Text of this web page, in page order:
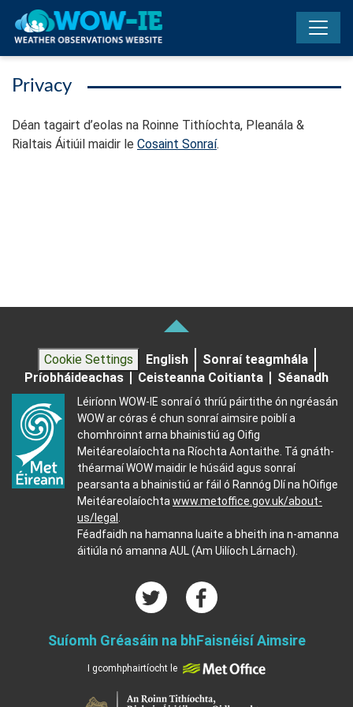
Skip to main content
Privacy
Déan tagairt d’eolas na Roinne Tithíochta, Pleanála &
Rialtais Áitiúil maidir le Cosaint Sonraí.
Cookie Settings English
Sonraí teagmhála
Príobháideachas
Ceisteanna Coitianta Séanadh
Léiríonn WOW-IE sonraí ó thríú páirtithe ón ngréasán
WOW ar córas é chun sonraí aimsire poiblí a
chomhroinnt arna bhainistiú ag Oifig
Meitéareolaíochta na Ríochta Aontaithe. Tá gnáth-
théarmaí WOW maidir le húsáid agus sonraí
pearsanta a bhainistiú ar fáil ó Rannóg Dlí na hOifige
Meitéareolaíochta www.metoffice.gov.uk/about-
us/legal
Féadfaidh na hamanna luaite a bheith ina n-amanna
áitiúla nó amanna AUL (Am Uilíoch Lárnach).
Suíomh Gréasáin na bhFaisnéisí Aimsire
I gcomhphairtíocht le